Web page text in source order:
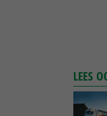
LEES